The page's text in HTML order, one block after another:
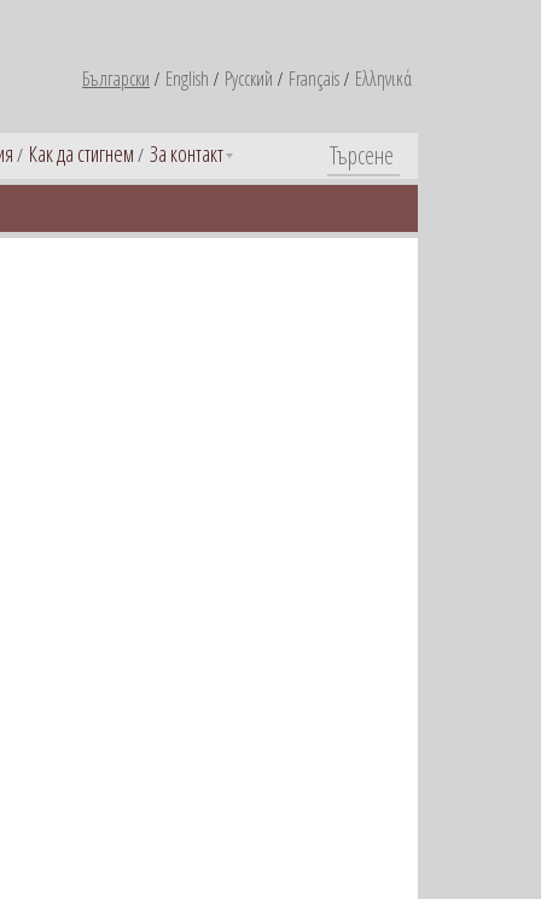
Български English Русский Français Ελληνικά
Как да стигнем За контакт